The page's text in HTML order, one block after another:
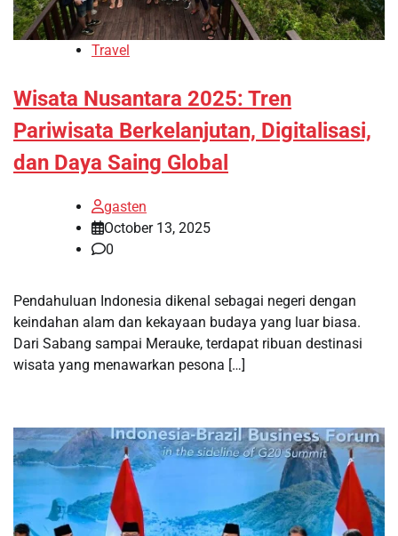
Travel
Wisata Nusantara 2025: Tren
Pariwisata Berkelanjutan, Digitalisasi,
dan Daya Saing Global
gasten
October 13, 2025
0
Pendahuluan Indonesia dikenal sebagai negeri dengan
keindahan alam dan kekayaan budaya yang luar biasa.
Dari Sabang sampai Merauke, terdapat ribuan destinasi
wisata yang menawarkan pesona […]